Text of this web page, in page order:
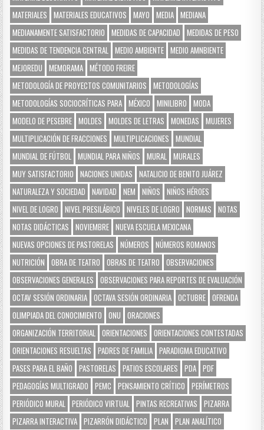
MATERIALES
MATERIALES EDUCATIVOS MAYO MEDIA MEDIANA
MEDIANAMENTE SATISFACTORIO
MEDIDAS DE CAPACIDAD
MEDIDAS DE PESO
MEDIDAS DE TENDENCIA CENTRAL MEDIO AMBIENTE MEDIO AMNBIENTE
MEJOREDU
MEMORAMA MÉTODO FREIRE
METODOLOGÍA DE PROYECTOS COMUNITARIOS
METODOLOGÍAS
METODOLOGÍAS SOCIOCRÍTICAS PARA MÉXICO MINILIBRO
MODA
MODELO DE PESEBRE MOLDES MOLDES DE LETRAS MONEDAS
MUJERES
MULTIPLICACIÓN DE FRACCIONES
MULTIPLICACIONES
MUNDIAL
MUNDIAL DE FÚTBOL MUNDIAL PARA NIÑOS MURAL MURALES
MUY SATISFACTORIO
NACIONES UNIDAS
NATALICIO DE BENITO JUÁREZ
NATURALEZA Y SOCIEDAD
NAVIDAD NEM NIÑOS
NIÑOS HÉROES
NIVEL DE LOGRO
NIVEL PRESILÁBICO NIVELES DE LOGRO NORMAS
NOTAS
NOTAS DIDÁCTICAS
NOVIEMBRE NUEVA ESCUELA MEXICANA
NUEVAS OPCIONES DE PASTORELAS
NÚMEROS
NÚMEROS ROMANOS
NUTRICIÓN
OBRA DE TEATRO OBRAS DE TEATRO
OBSERVACIONES
OBSERVACIONES GENERALES
OBSERVACIONES PARA REPORTES DE EVALUACIÓN
OCTAV SESIÓN ORDINARIA OCTAVA SESIÓN ORDINARIA OCTUBRE OFRENDA
OLIMPIADA DEL CONOCIMIENTO
ONU
ORACIONES
ORGANIZACIÓN TERRITORIAL ORIENTACIONES
ORIENTACIONES CONTESTADAS
ORIENTACIONES RESUELTAS
PADRES DE FAMILIA PARADIGMA EDUCATIVO
PASES PARA EL BAÑO
PASTORELAS PATIOS ESCOLARES PDA PDF
PEDAGOGÍAS MULTIGRADO
PEMC PENSAMIENTO CRÍTICO
PERÍMETROS
PERIÓDICO MURAL PERIÓDICO VIRTUAL PINTAS RECREATIVAS
PIZARRA
PIZARRA INTERACTIVA PIZARRÓN DIDÁCTICO PLAN
PLAN ANALÍTICO